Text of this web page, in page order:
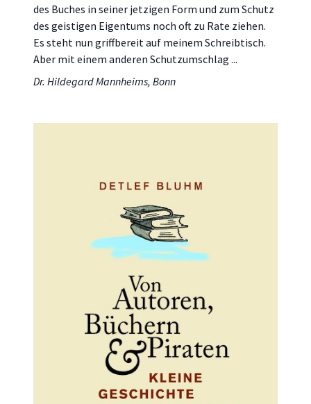
des Buches in seiner jetzigen Form und zum Schutz
des geistigen Eigentums noch oft zu Rate ziehen.
Es steht nun griffbereit auf meinem Schreibtisch.
Aber mit einem anderen Schutzumschlag ...
Dr. Hildegard Mannheims, Bonn